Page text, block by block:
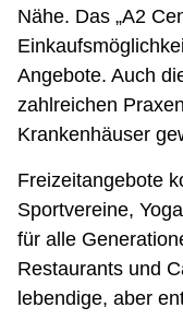
Nähe. Das „A2
Angebote. Auch
zahlreichen
Krankenhäuser
Freizeitangebote
Sportvereine,
für alle
Restaurants und
lebendige, aber